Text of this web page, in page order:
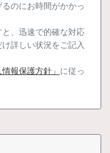
のにお時間がかかっ
、迅速で的確な対応
詳しい状況をご記入
報保護方針」 に従っ